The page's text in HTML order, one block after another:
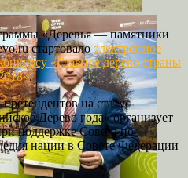
«Деревья — памятники
стартовало электронное
«Главное дерево страны
.
на статус
Дерево года» организует
Совета по
нации в Совете Федерации